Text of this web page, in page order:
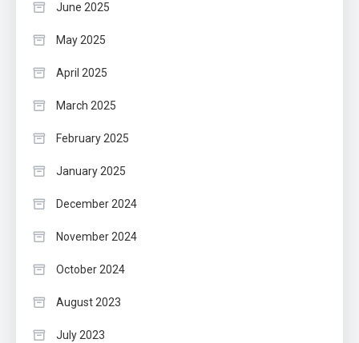
June 2025
May 2025
April 2025
March 2025
February 2025
January 2025
December 2024
November 2024
October 2024
August 2023
July 2023